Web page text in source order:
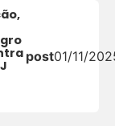
post01/11/